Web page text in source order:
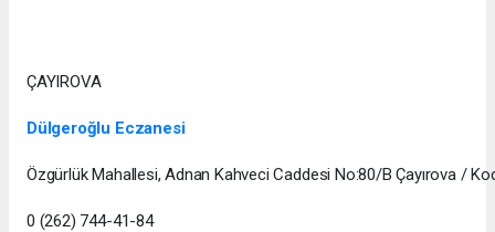
ÇAYIROVA
Dülgeroğlu Eczanesi
Özgürlük Mahallesi, Adnan Kahveci Caddesi No:80/B Çayırova /
0 (262) 744-41-84